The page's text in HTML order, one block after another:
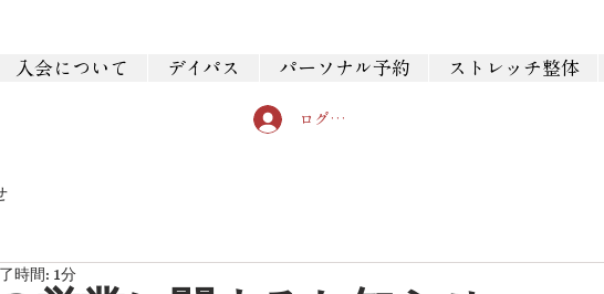
入会について デイパス パーソナル予約 ストレッチ整体
ログイン
時間: 1分